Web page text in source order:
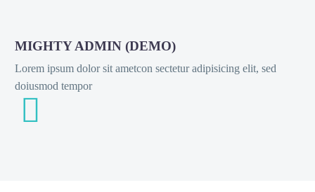
MIGHTY ADMIN (DEMO)
Lorem ipsum dolor sit ametcon sectetur adipisicing elit, sed
doiusmod tempor

